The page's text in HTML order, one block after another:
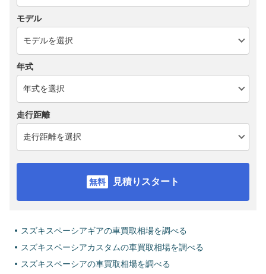
モデル
年式
走行距離
見積りスタート
スズキスペーシアギアの車買取相場を調べる
スズキスペーシアカスタムの車買取相場を調べる
スズキスペーシアの車買取相場を調べる